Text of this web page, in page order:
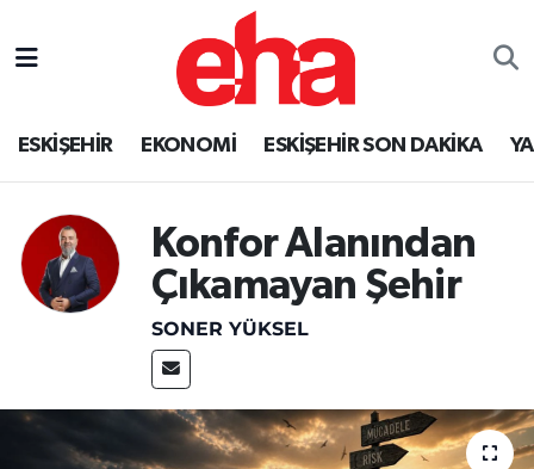
ESKİŞEHİR EKONOMİ ESKİŞEHİR SON DAKİKA
Konfor Alanından
Çıkamayan Şehir
SONER YÜKSEL